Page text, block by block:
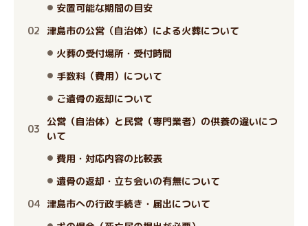
安置可能な期間の目安
津島市の公営（自治体）による火葬について
火葬の受付場所・受付時間
手数料（費用）について
ご遺骨の返却について
公営（自治体）と民営（専門業者）の供養の違いにつ
いて
費用・対応内容の比較表
遺骨の返却・立ち会いの有無について
津島市への行政手続き・届出について